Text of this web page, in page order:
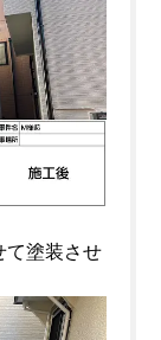
て塗装させ